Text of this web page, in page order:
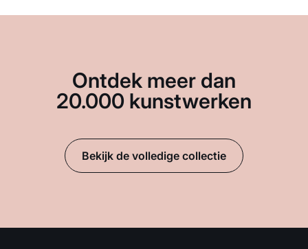
Ontdek meer dan
20.000 kunstwerken
Bekijk de volledige collectie